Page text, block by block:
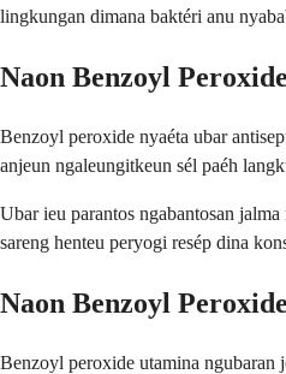
lingkungan dimana baktéri anu
Naon Benzoyl
Benzoyl peroxide nyaéta ubar
anjeun ngaleungitkeun sél paéh
Ubar ieu parantos ngabantosan
sareng henteu peryogi resép dina
Naon Benzoyl
Benzoyl peroxide utamina ngubaran